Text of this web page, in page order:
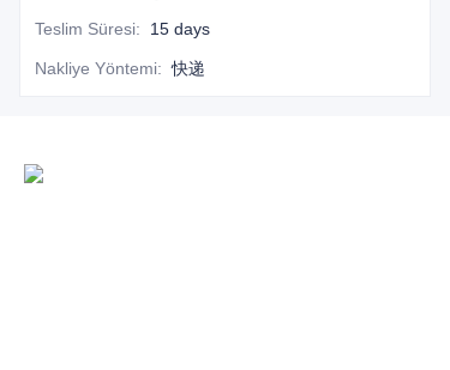
Teslim Süresi: 15 days
Nakliye Yöntemi: 快递